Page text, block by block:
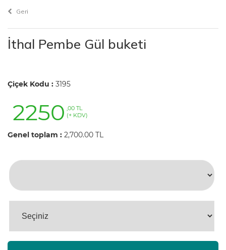
Geri
İthal Pembe Gül buketi
Çiçek Kodu : 3195
2250 ,00 TL
(+ KDV)
Genel toplam : 2,700.00 TL